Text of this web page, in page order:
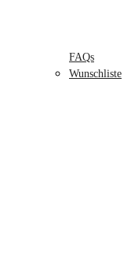
FAQs
Wunschliste